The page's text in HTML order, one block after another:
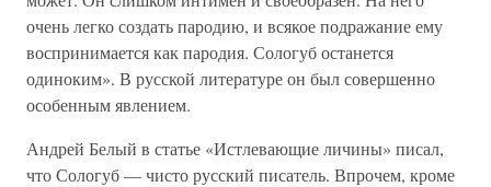
очень легко создать пародию, и всякое подражание ему
воспринимается как пародия. Сологуб останется
одиноким». В русской литературе он был совершенно
особенным явлением.
Андрей Белый в статье «Истлевающие личины» писал,
что Сологуб — чисто русский писатель. Впрочем, кроме